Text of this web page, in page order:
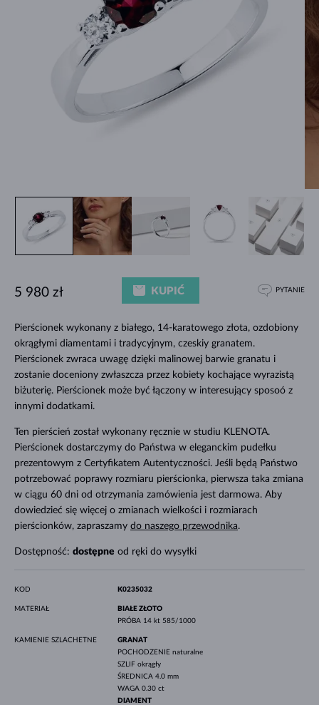
Pierścionek wykonany z białego, 14-karatowego złota, ozdobiony
okrągłymi diamentami i tradycyjnym, czeskiy granatem.
Pierścionek zwraca uwagę dzięki malinowej barwie granatu i
zostanie doceniony zwłaszcza przez kobiety kochające wyrazistą
biżuterię. Pierścionek może być łączony w interesujący sposoó z
innymi dodatkami.
Ten pierścień został wykonany ręcznie w studiu KLENOTA.
Pierścionek dostarczymy do Państwa w eleganckim pudełku
prezentowym z Certyfikatem Autentyczności. Jeśli będą Państwo
potrzebować poprawy rozmiaru pierścionka, pierwsza taka zmiana
w ciągu 60 dni od otrzymania zamówienia jest darmowa. Aby
dowiedzieć się więcej o zmianach wielkości i rozmiarach
pierścionków, zapraszamy do naszego przewodnika.
Dostępność: dostępne od ręki do wysyłki
5 980 zł KUPIĆ PYTANIE
KOD K0235032
MATERIAŁ
BIAŁE ZŁOTO
PRÓBA 14 kt 585/1000
KAMIENIE SZLACHETNE
GRANAT
POCHODZENIE naturalne
SZLIF okrągły
ŚREDNICA 4.0 mm
WAGA 0.30 ct
DIAMENT